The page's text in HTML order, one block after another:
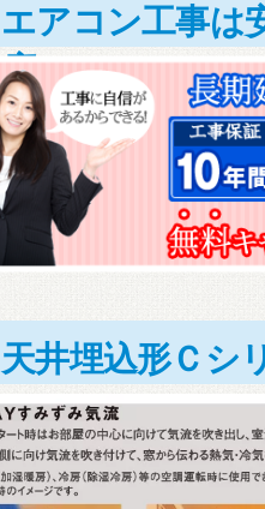
エアコン工事は
店」へ
天井埋込形Ｃシ